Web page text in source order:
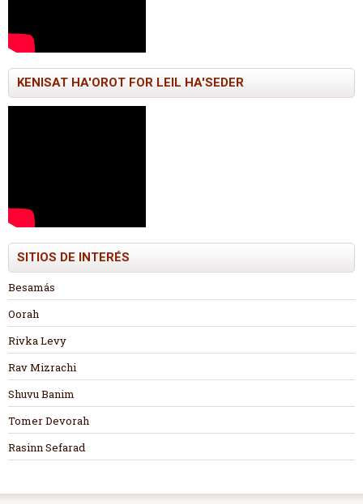
KENISAT HA'OROT FOR LEIL HA'SEDER
SITIOS DE INTERÉS
Besamás
Oorah
Rivka Levy
Rav Mizrachi
Shuvu Banim
Tomer Devorah
Rasinn Sefarad